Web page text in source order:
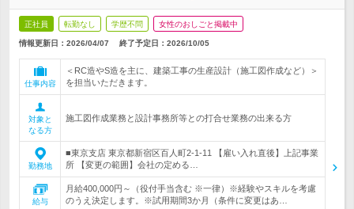
正社員 転勤なし 学歴不問 女性のおしごと掲載中
情報更新日：2026/04/07 終了予定日： 2026/10/05
仕事内容
＜RC造やS造を主に、建築工事の生産設計（施工図作成など）＞
を担当いただきます。
対象と
なる方
施工図作成業務と設計事務所等との打合せ業務の出来る方
勤務地
■東京支店 東京都新宿区百人町2-1-11 【雇い入れ直後】上記事業
所 【変更の範囲】会社の定める…
給与
月給400,000円～（役付手当含む ※一律）※経験やスキルを考慮
のうえ決定します。※試用期間3か月（条件に変更はあ…